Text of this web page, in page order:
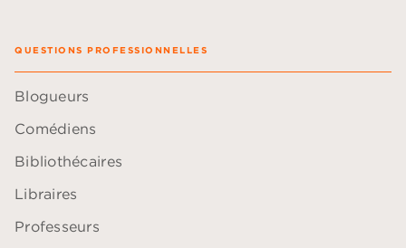
QUESTIONS PROFESSIONNELLES
Blogueurs
Comédiens
Bibliothécaires
Libraires
Professeurs